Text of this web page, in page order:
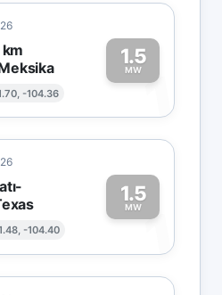
-104.36
1.5
MW1
-104.40
1.5
MW1